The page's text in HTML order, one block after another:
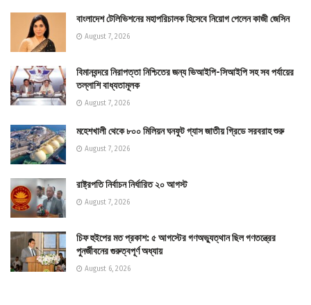
বাংলাদেশ টেলিভিশনের মহাপরিচালক হিসেবে নিয়োগ পেলেন কাজী জেসিন
August 7, 2026
বিমানবন্দরে নিরাপত্তা নিশ্চিতের জন্য ভিআইপি-সিআইপি সহ সব পর্যায়ের
তল্লাশি বাধ্যতামূলক
August 7, 2026
মহেশখালী থেকে ৮০০ মিলিয়ন ঘনফুট গ্যাস জাতীয় গ্রিডে সরবরাহ শুরু
August 7, 2026
রাষ্ট্রপতি নির্বাচন নির্ধারিত ২০ আগস্ট
August 7, 2026
চিফ হুইপের মত প্রকাশ: ৫ আগস্টের গণঅভ্যুত্থান ছিল গণতন্ত্রের
পুনর্জীবনের গুরুত্বপূর্ণ অধ্যায়
August 6, 2026